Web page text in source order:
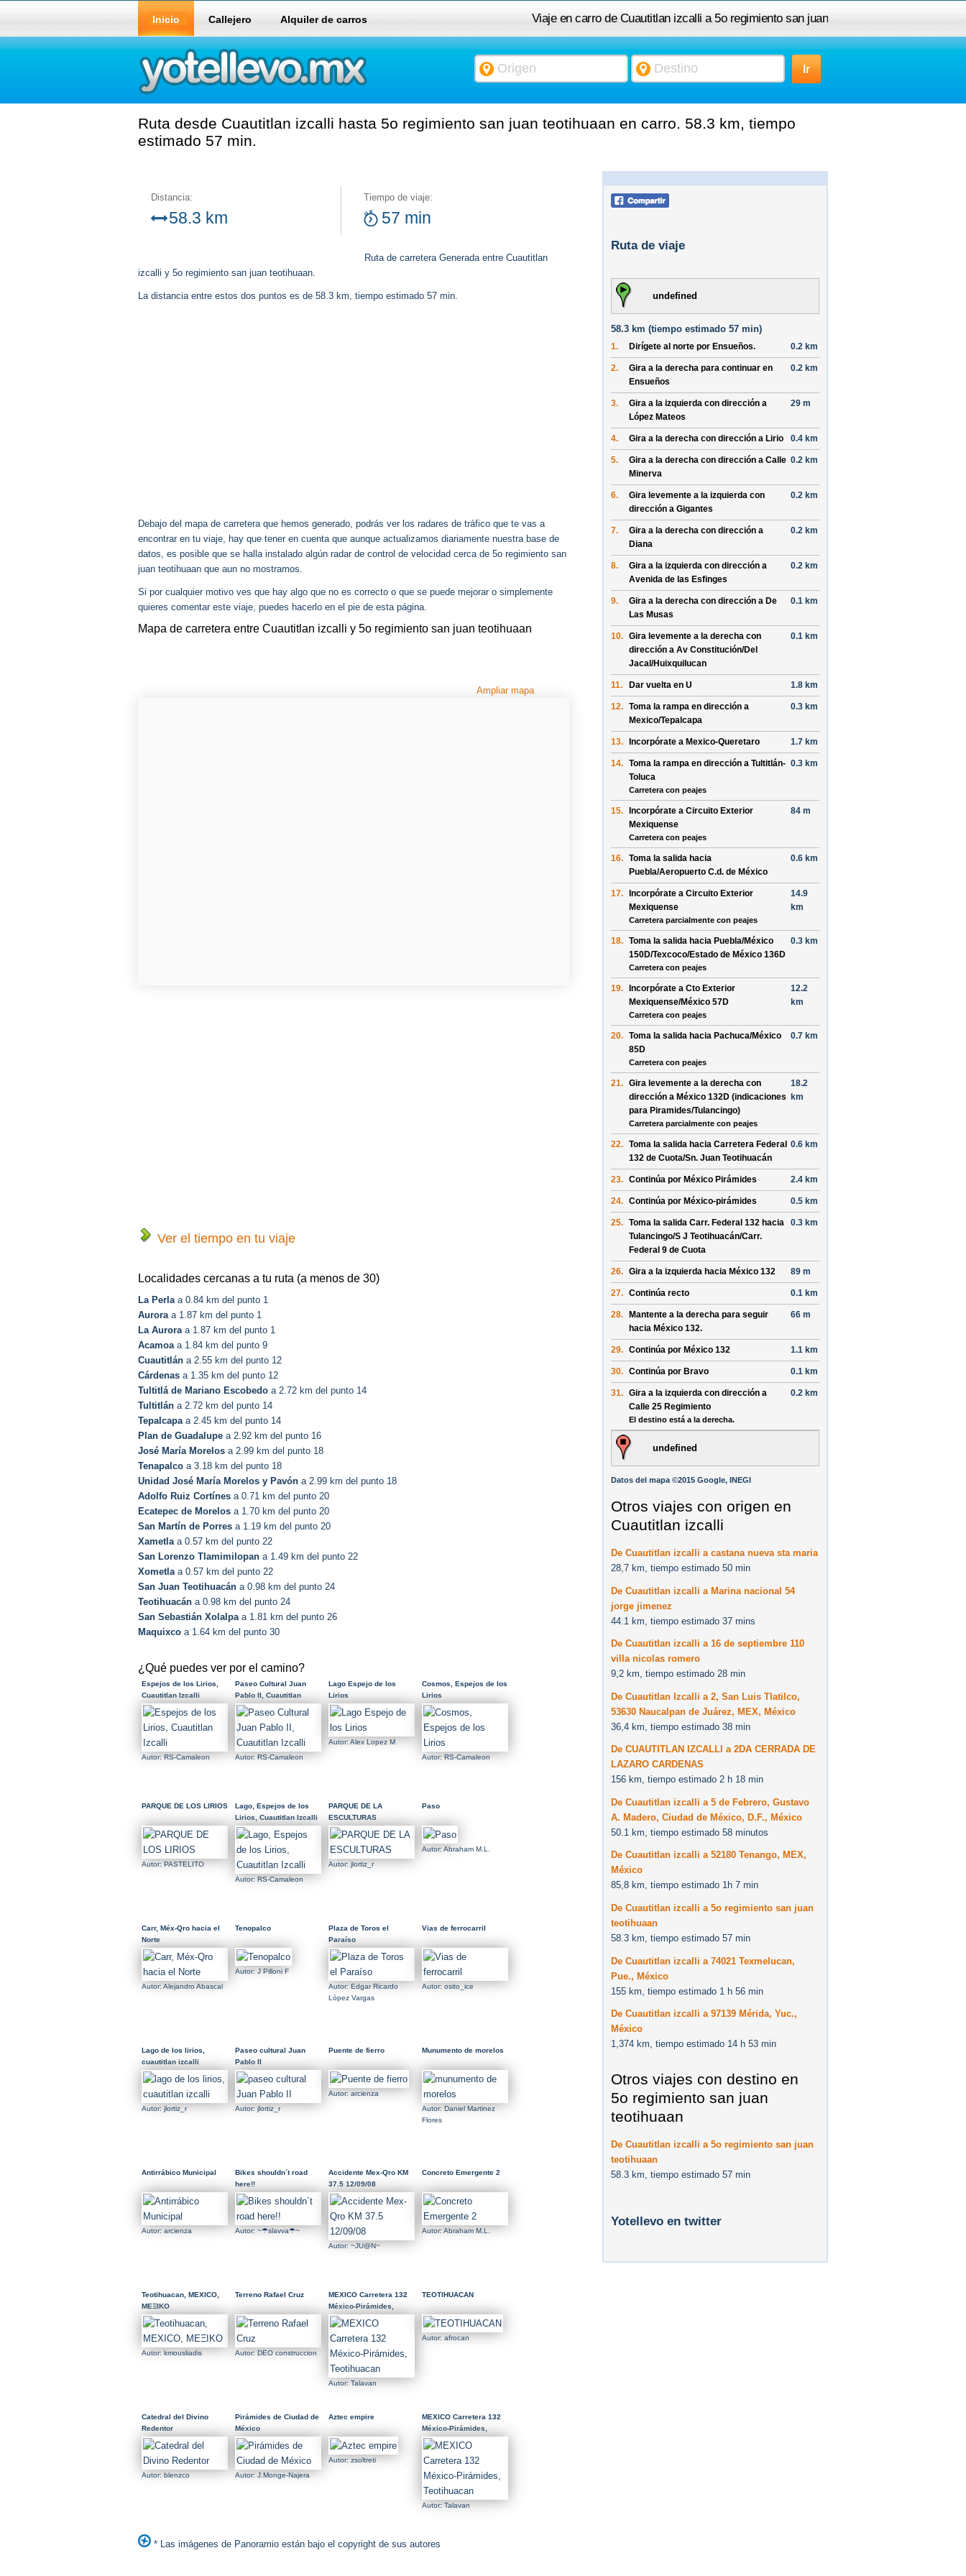
Viaje en carro de Cuautitlan izcalli a 5o regimiento san juan
teotihuaan
Inicio Callejero Alquiler de carros
Ruta desde Cuautitlan izcalli hasta 5o regimiento san juan teotihuaan en carro. 58.3 km, tiempo
estimado 57 min.
Distancia:
58.3 km
Tiempo de viaje:
57 min
Ruta de carretera Generada entre Cuautitlan
izcalli y 5o regimiento san juan teotihuaan.
La distancia entre estos dos puntos es de 58.3 km, tiempo estimado 57 min.
Debajo del mapa de carretera que hemos generado, podrás ver los radares de tráfico que te vas a
encontrar en tu viaje, hay que tener en cuenta que aunque actualizamos diariamente nuestra base de
datos, es posible que se halla instalado algún radar de control de velocidad cerca de 5o regimiento san
juan teotihuaan que aun no mostramos.
Si por cualquier motivo ves que hay algo que no es correcto o que se puede mejorar o simplemente
quieres comentar este viaje, puedes hacerlo en el pie de esta página.
Mapa de carretera entre Cuautitlan izcalli y 5o regimiento san juan teotihuaan
Ampliar mapa
Ver el tiempo en tu viaje
Localidades cercanas a tu ruta (a menos de 30)
La Perlaa 0.84 km del punto 1
Auroraa 1.87 km del punto 1
La Auroraa 1.87 km del punto 1
Acamoaa 1.84 km del punto 9
Cuautitlán a 2.55 km del punto 12
Cárdenas a 1.35 km del punto 12
Tultitlá de Mariano Escobedo a 2.72 km del punto 14
Tultitlán a 2.72 km del punto 14
Tepalcapaa 2.45 km del punto 14
Plan de Guadalupe a 2.92 km del punto 16
José María Morelos a 2.99 km del punto 18
Tenapalco a 3.18 km del punto 18
Unidad José María Morelos y Pavón a 2.99 km del punto 18
Adolfo Ruiz Cortínes a 0.71 km del punto 20
Ecatepec de Morelos a 1.70 km del punto 20
San Martín de Porres a 1.19 km del punto 20
Xametlaa 0.57 km del punto 22
San Lorenzo Tlamimilopan a 1.49 km del punto 22
Xometlaa 0.57 km del punto 22
San Juan Teotihuacán a 0.98 km del punto 24
Teotihuacán a 0.98 km del punto 24
San Sebastián Xolalpaa 1.81 km del punto 26
Maquixco a 1.64 km del punto 30
¿Qué puedes ver por el camino?
Espejos de los Lirios,
Cuautitlan Izcalli
Autor: RS-Camaleon
Paseo Cultural Juan
Pablo II, Cuautitlan
Izcalli
Autor: RS-Camaleon
Lago Espejo de los
Lirios
Autor: Alex Lopez M
Cosmos, Espejos de los
Lirios
Autor: RS-Camaleon
PARQUE DE LOS LIRIOS
Autor: PASTELITO
Lago, Espejos de los
Lirios, Cuautitlan Izcalli
Autor: RS-Camaleon
PARQUE DE LA
ESCULTURAS
Autor: jlortiz_r
Paso
Autor: Abraham M.L.
Carr, Méx-Qro hacia el
Norte
Autor: Alejandro Abascal
Tenopalco
Autor: J Pilloni F
Plaza de Toros el
Paraíso
Autor: Edgar Ricardo
Lòpez Vargas
Vias de ferrocarril
Autor: osito_ice
Lago de los lirios,
cuautitlan izcalli
Autor: jlortiz_r
Paseo cultural Juan
Pablo II
Autor: jlortiz_r
Puente de fierro
Autor: arcienza
Munumento de morelos
Autor: Daniel Martinez
Flores
Antirrábico Municipal
Autor: arcienza
Bikes shouldn´t road
here!!
Autor: ~☂slavva☂~
Accidente Mex-Qro KM
37.5 12/09/08
Autor: ~JU@N~
Concreto Emergente 2
Autor: Abraham M.L.
Teotihuacan, MEXICO,
ΜΕΞΙΚΟ
Autor: kmousliadis
Terreno Rafael Cruz
Autor: DEO construccion
MEXICO Carretera 132
México-Pirámides,
Teotihuacan
Autor: Talavan
TEOTIHUACAN
Autor: afrocan
Catedral del Divino
Redentor
Autor: blenzco
Pirámides de Ciudad de
México
Autor: J.Monge-Najera
Aztec empire
Autor: zsoltreti
MEXICO Carretera 132
México-Pirámides,
Teotihuacan
Autor: Talavan
* Las imágenes de Panoramio están bajo el copyright de sus autores
Ruta de viaje
undefined
58.3 km (tiempo estimado 57 min)
1. Dirígete al norte por Ensueños. 0.2 km
2. Gira a la derecha para continuar en
Ensueños
0.2 km
3. Gira a la izquierda con dirección a
López Mateos
29 m
4. Gira a la derecha con dirección a Lirio 0.4 km
5. Gira a la derecha con dirección a Calle
Minerva
0.2 km
6. Gira levemente a la izquierda con
dirección a Gigantes
0.2 km
7. Gira a la derecha con dirección a
Diana
0.2 km
8. Gira a la izquierda con dirección a
Avenida de las Esfinges
0.2 km
9. Gira a la derecha con dirección a De
Las Musas
0.1 km
10. Gira levemente a la derecha con
dirección a Av Constitución/Del
Jacal /Huixquilucan
0.1 km
11. Dar vuelta en U 1.8 km
12. Toma la rampa en dirección a
Mexico/Tepalcapa
0.3 km
13. Incorpórate a Mexico-Queretaro 1.7 km
14. Toma la rampa en dirección a Tultitlán-
Toluca
Carretera con peajes
0.3 km
15. Incorpórate a Circuito Exterior
Mexiquense
Carretera con peajes
84 m
16. Toma la salida hacia
Puebla/Aeropuerto C.d. de México
0.6 km
17. Incorpórate a Circuito Exterior
Mexiquense
Carretera parcialmente con peajes
14.9
km
18. Toma la salida hacia Puebla/México
150D/Texcoco/Estado de México 136D
Carretera con peajes
0.3 km
19. Incorpórate a Cto Exterior
Mexiquense/México 57D
Carretera con peajes
12.2
km
20. Toma la salida hacia Pachuca/México
85D
Carretera con peajes
0.7 km
21. Gira levemente a la derecha con
dirección a México 132D (indicaciones
para Piramides/Tulancingo)
Carretera parcialmente con peajes
18.2
km
22. Toma la salida hacia Carretera Federal
132 de Cuota/Sn. Juan Teotihuacán
0.6 km
23. Continúa por México Pirámides 2.4 km
24. Continúa por México-pirámides 0.5 km
25. Toma la salida Carr. Federal 132 hacia
Tulancingo/S J Teotihuacán/Carr.
Federal 9 de Cuota
0.3 km
26. Gira a la izquierda hacia México 132 89 m
27. Continúa recto 0.1 km
28. Mantente a la derecha para seguir
hacia México 132.
66 m
29. Continúa por México 132 1.1 km
30. Continúa por Bravo 0.1 km
31. Gira a la izquierda con dirección a
Calle 25 Regimiento
El destino está a la derecha.
0.2 km
undefined
Datos del mapa ©2015 Google, INEGI
Otros viajes con origen en
Cuautitlan izcalli
De Cuautitlan izcalli a castana nueva sta maria
28,7 km, tiempo estimado 50 min
De Cuautitlan izcalli a Marina nacional 54
jorge jimenez
44.1 km, tiempo estimado 37 mins
De Cuautitlan izcalli a 16 de septiembre 110
villa nicolas romero
9,2 km, tiempo estimado 28 min
De Cuautitlan Izcalli a 2, San Luis Tlatilco,
53630 Naucalpan de Juárez, MEX, México
36,4 km, tiempo estimado 38 min
De CUAUTITLAN IZCALLI a 2DA CERRADA DE
LAZARO CARDENAS
156 km, tiempo estimado 2 h 18 min
De Cuautitlan izcalli a 5 de Febrero, Gustavo
A. Madero, Ciudad de México, D.F., México
50.1 km, tiempo estimado 58 minutos
De Cuautitlan izcalli a 52180 Tenango, MEX,
México
85,8 km, tiempo estimado 1h 7 min
De Cuautitlan izcalli a 5o regimiento san juan
teotihuaan
58.3 km, tiempo estimado 57 min
De Cuautitlan izcalli a 74021 Texmelucan,
Pue., México
155 km, tiempo estimado 1 h 56 min
De Cuautitlan izcalli a 97139 Mérida, Yuc.,
México
1,374 km, tiempo estimado 14 h 53 min
Otros viajes con destino en
5o regimiento san juan
teotihuaan
De Cuautitlan izcalli a 5o regimiento san juan
teotihuaan
58.3 km, tiempo estimado 57 min
Yotellevo en twitter